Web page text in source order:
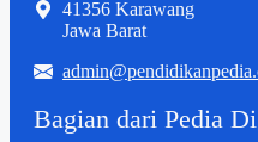
41356 Karawang
Jawa Barat
Bagian dari Pedia